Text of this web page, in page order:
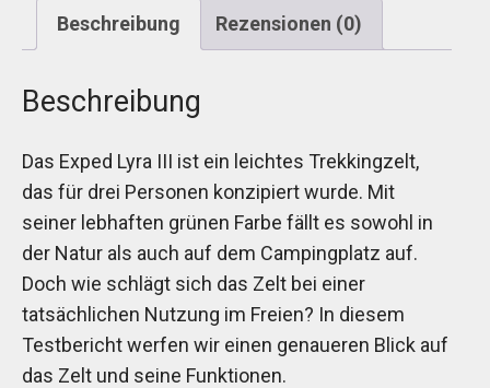
Beschreibung Rezensionen (0)
Beschreibung
Das Exped Lyra III ist ein leichtes Trekkingzelt,
das für drei Personen konzipiert wurde. Mit
seiner lebhaften grünen Farbe fällt es sowohl in
der Natur als auch auf dem Campingplatz auf.
Doch wie schlägt sich das Zelt bei einer
tatsächlichen Nutzung im Freien? In diesem
Testbericht werfen wir einen genaueren Blick auf
das Zelt und seine Funktionen.